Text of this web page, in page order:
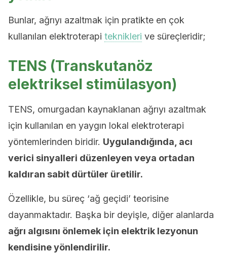
Bunlar, ağrıyı azaltmak için pratikte en çok
kullanılan elektroterapi teknikleri ve süreçleridir;
TENS (Transkutanöz
elektriksel stimülasyon)
TENS, omurgadan kaynaklanan ağrıyı azaltmak
için kullanılan en yaygın lokal elektroterapi
yöntemlerinden biridir. Uygulandığında, acı
verici sinyalleri düzenleyen veya ortadan
kaldıran sabit dürtüler üretilir.
Özellikle, bu süreç ‘ağ geçidi’ teorisine
dayanmaktadır. Başka bir deyişle, diğer alanlarda
ağrı algısını önlemek için elektrik lezyonun
kendisine yönlendirilir.